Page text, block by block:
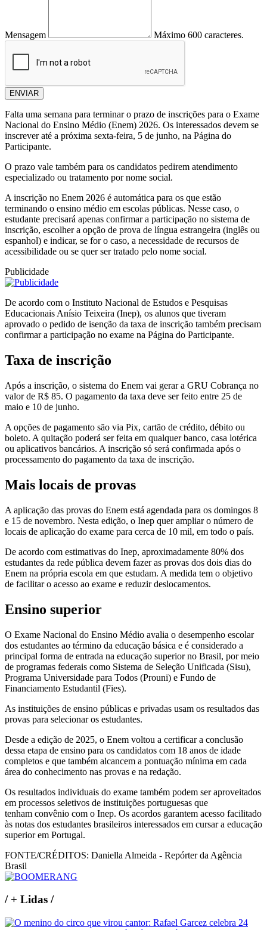
Mensagem Máximo 600 caracteres.
ENVIAR
Falta uma semana para terminar o prazo de inscrições para o Exame
Nacional do Ensino Médio (Enem) 2026. Os interessados devem se
inscrever até a próxima sexta-feira, 5 de junho, na Página do
Participante.
O prazo vale também para os candidatos pedirem atendimento
especializado ou tratamento por nome social.
A inscrição no Enem 2026 é automática para os que estão
terminando o ensino médio em escolas públicas. Nesse caso, o
estudante precisará apenas confirmar a participação no sistema de
inscrição, escolher a opção de prova de língua estrangeira (inglês ou
espanhol) e indicar, se for o caso, a necessidade de recursos de
acessibilidade ou se quer ser tratado pelo nome social.
Publicidade
De acordo com o Instituto Nacional de Estudos e Pesquisas
Educacionais Anísio Teixeira (Inep), os alunos que tiveram
aprovado o pedido de isenção da taxa de inscrição também precisam
confirmar a participação no exame na Página do Participante.
Taxa de inscrição
Após a inscrição, o sistema do Enem vai gerar a GRU Cobrança no
valor de R$ 85. O pagamento da taxa deve ser feito entre 25 de
maio e 10 de junho.
A opções de pagamento são via Pix, cartão de crédito, débito ou
boleto. A quitação poderá ser feita em qualquer banco, casa lotérica
ou aplicativos bancários. A inscrição só será confirmada após o
processamento do pagamento da taxa de inscrição.
Mais locais de provas
A aplicação das provas do Enem está agendada para os domingos 8
e 15 de novembro. Nesta edição, o Inep quer ampliar o número de
locais de aplicação do exame para cerca de 10 mil, em todo o país.
De acordo com estimativas do Inep, aproximadamente 80% dos
estudantes da rede pública devem fazer as provas dos dois dias do
Enem na própria escola em que estudam. A medida tem o objetivo
de facilitar o acesso ao exame e reduzir deslocamentos.
Ensino superior
O Exame Nacional do Ensino Médio avalia o desempenho escolar
dos estudantes ao término da educação básica e é considerado a
principal forma de entrada na educação superior no Brasil, por meio
de programas federais como Sistema de Seleção Unificada (Sisu),
Programa Universidade para Todos (Prouni) e Fundo de
Financiamento Estudantil (Fies).
As instituições de ensino públicas e privadas usam os resultados das
provas para selecionar os estudantes.
Desde a edição de 2025, o Enem voltou a certificar a conclusão
dessa etapa de ensino para os candidatos com 18 anos de idade
completos e que também alcancem a pontuação mínima em cada
área do conhecimento nas provas e na redação.
Os resultados individuais do exame também podem ser aproveitados
em processos seletivos de instituições portuguesas que
tenham convênio com o Inep. Os acordos garantem acesso facilitado
às notas dos estudantes brasileiros interessados em cursar a educação
superior em Portugal.
FONTE/CRÉDITOS: Daniella Almeida - Repórter da Agência
Brasil
/+ Lidas /